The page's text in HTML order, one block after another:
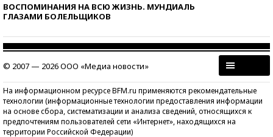
ВОСПОМИНАНИЯ НА ВСЮ ЖИЗНЬ. МУНДИАЛЬ
ГЛАЗАМИ БОЛЕЛЬЩИКОВ
© 2007 — 2026 ООО «Медиа новости»
На информационном ресурсе BFM.ru применяются рекомендательные
технологии (информационные технологии предоставления информации
на основе сбора, систематизации и анализа сведений, относящихся к
предпочтениям пользователей сети «Интернет», находящихся на
территории Российской Федерации)